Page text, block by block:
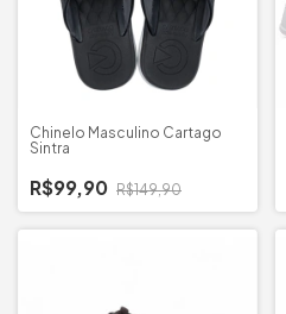
Chinelo Masculino Cartago
Sintra
R$99,90 R$149,90